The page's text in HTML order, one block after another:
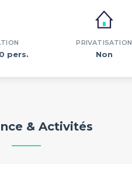
pers.
PRIVATISATION
Non
& Activités